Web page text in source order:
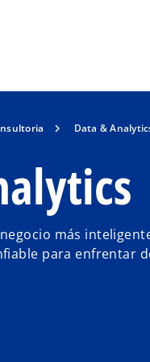
Data &
más
para enfrentar